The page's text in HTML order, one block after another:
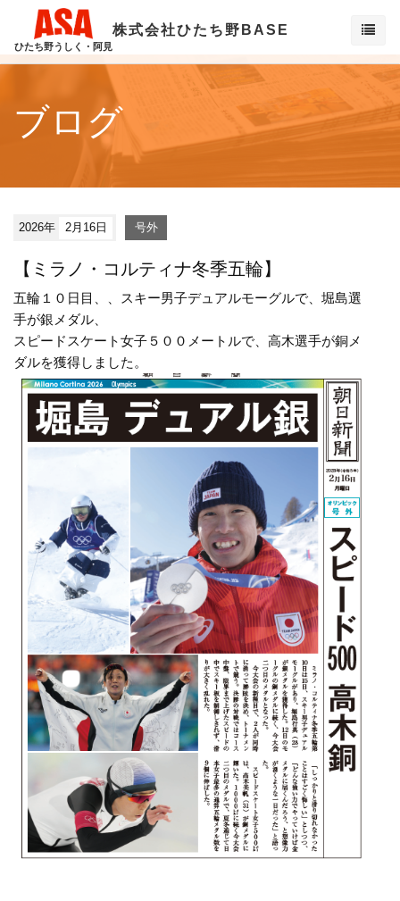
ひたち野うしく・阿見
株式会社ひたち野BASE
ブログ
2026年 2月16日 号外
【ミラノ・コルティナ冬季五輪】
五輪１０日目、、スキー男子デュアルモーグルで、堀島選
手が銀メダル、
スピードスケート女子５００メートルで、高木選手が銅メ
ダルを獲得しました。